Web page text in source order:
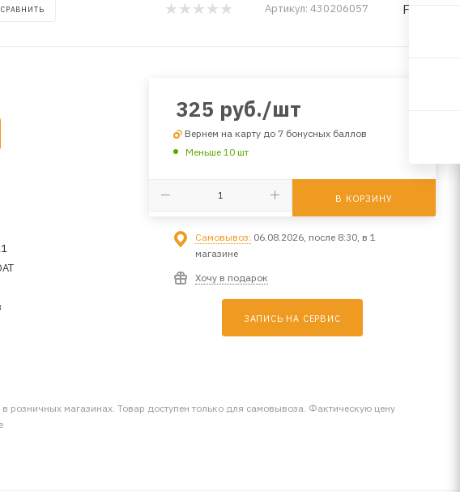
СРАВНИТЬ Артикул: 430206057 FELIX
325 руб./шт
Вернем на карту до 7 бонусных баллов
Меньше 10 шт
В КОРЗИНУ
Самовывоз: 06.08.2026, после 8:30, в 1
магазине
Хочу в подарок
ЗАПИСЬ НА СЕРВИС
в розничных магазинах. Товар доступен только для самовывоза. Фактическую цену